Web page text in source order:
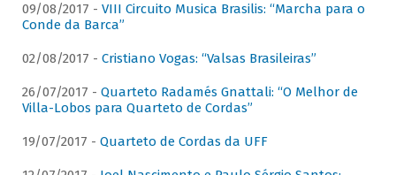
09/08/2017 - VIII Circuito Musica Brasilis: “Marcha para o
Conde da Barca”
02/08/2017 - Cristiano Vogas: “Valsas Brasileiras”
26/07/2017 - Quarteto Radamés Gnattali: “O Melhor de
Villa-Lobos para Quarteto de Cordas”
19/07/2017 - Quarteto de Cordas da UFF